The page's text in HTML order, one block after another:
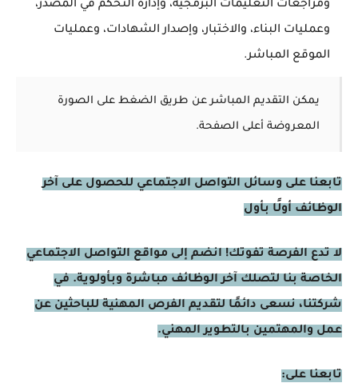
ومراجعات التعليمات البرمجية، وإدارة التحكم في المصدر،
وعمليات البناء، والاختبار، وإصدار الشهادات، وعمليات
الموقع المباشر.
يمكن التقديم المباشر عن طريق الضغط على الصورة
المعروضة أعلى الصفحة.
تابعنا على وسائل التواصل الاجتماعي للحصول على آخر
الوظائف أولًا بأول
لا تدع الفرصة تفوتك! انضم إلى مواقع التواصل الاجتماعي
الخاصة بنا لتصلك آخر الوظائف مباشرة وبأولوية. في
شركتنا، نسعى دائمًا لتقديم الفرص المهنية للباحثين عن
عمل والمهتمين بالتطوير المهني.
تابعنا على: